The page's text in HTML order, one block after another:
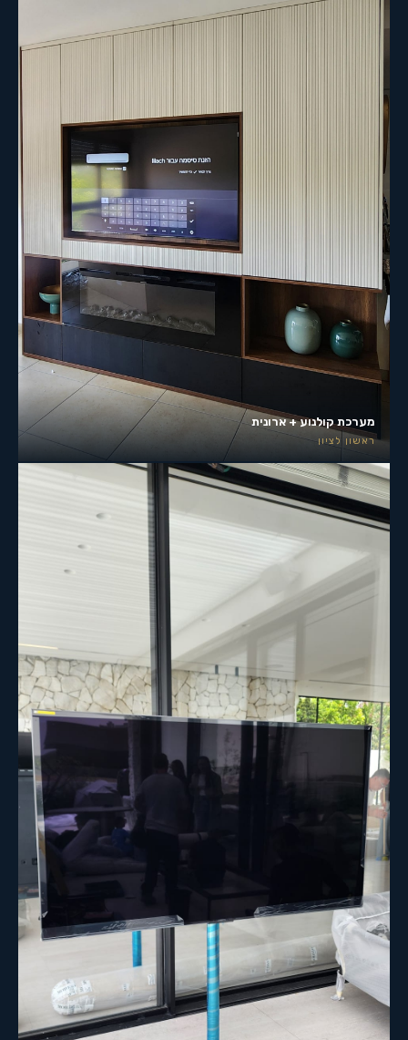
מערכת קולנוע + ארונית
ראשון לציון